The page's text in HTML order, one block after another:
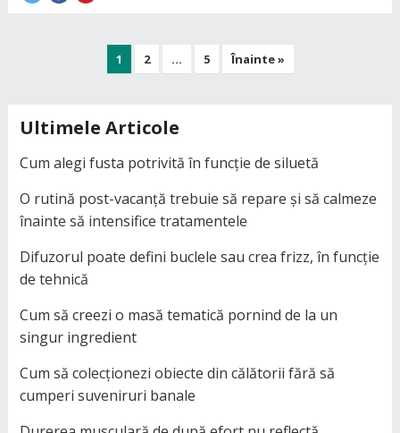
1 2 … 5 Înainte »
Ultimele Articole
Cum alegi fusta potrivită în funcție de siluetă
O rutină post-vacanță trebuie să repare și să calmeze
înainte să intensifice tratamentele
Difuzorul poate defini buclele sau crea frizz, în funcție
de tehnică
Cum să creezi o masă tematică pornind de la un
singur ingredient
Cum să colecționezi obiecte din călătorii fără să
cumperi suveniruri banale